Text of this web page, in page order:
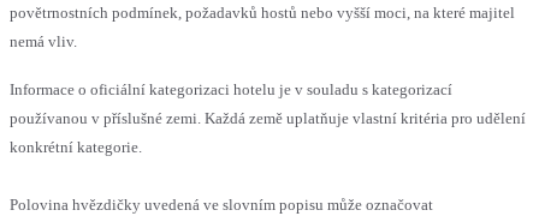
povětrnostních podmínek, požadavků hostů nebo vyšší moci, na které majitel
nemá vliv.
Informace o oficiální kategorizaci hotelu je v souladu s kategorizací
používanou v příslušné zemi. Každá země uplatňuje vlastní kritéria pro udělení
konkrétní kategorie.
Polovina hvězdičky uvedená ve slovním popisu může označovat